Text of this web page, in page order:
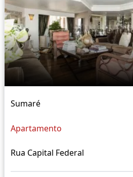
Sumaré
Apartamento
Rua Capital Federal